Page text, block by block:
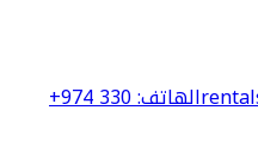
الهاتف:
+974 330